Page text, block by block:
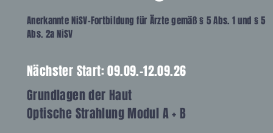
Anerkannte NiSV-Fortbildung für Ärzte gemäß § 5 Abs. 1 und § 5
Abs. 2a NiSV
Nächster Start: 09.09.-12.09.26
Grundlagen der Haut
Optische StrahlungModul A + B